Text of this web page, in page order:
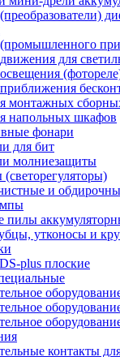
для
монтажных
напольных шкафов
фонари
для бит
молниезащиты
и
пилы
утконосы и
plus плоские
контакты